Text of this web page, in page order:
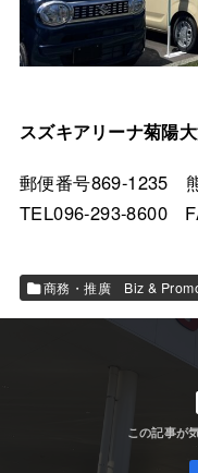
スズキアリーナ菊陽
郵便番号869-1235
TEL096-293-8600
商務・推廣 Biz &